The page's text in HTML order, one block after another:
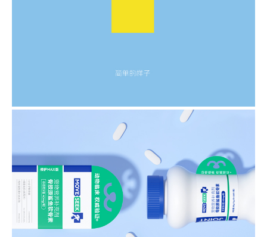
锦鑫-便利贴系列包装设计